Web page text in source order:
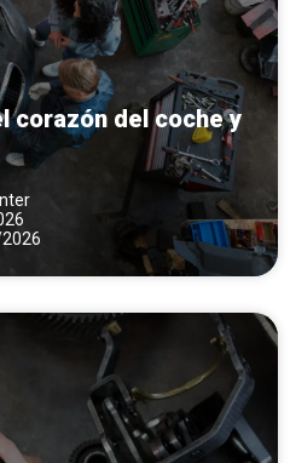
corazón del coche y